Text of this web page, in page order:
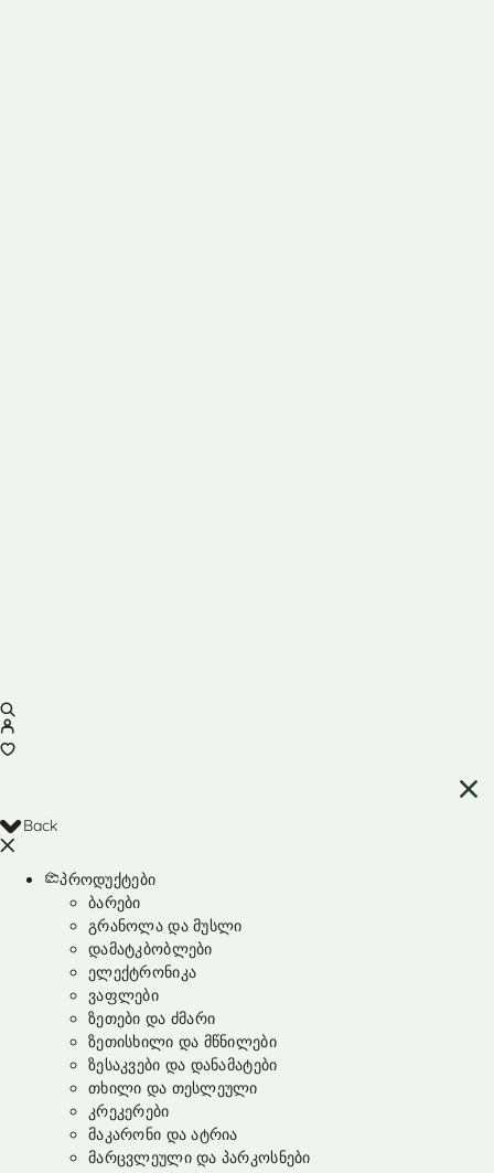
Back
პროდუქტები
ბარები
გრანოლა და მუსლი
დამატკბობლები
ელექტრონიკა
ვაფლები
ზეთები და ძმარი
ზეთისხილი და მწნილები
ზესაკვები და დანამატები
თხილი და თესლეული
კრეკერები
მაკარონი და ატრია
მარცვლეული და პარკოსნები